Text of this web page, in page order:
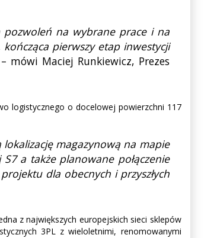
pozwoleń na wybrane prace i na
pierwszy etap inwestycji
– mówi Maciej Runkiewicz, Prezes
logistycznego o docelowej powierzchni 117
magazynową na mapie
a także planowane połączenie
dla obecnych i przyszłych
z największych europejskich sieci sklepów
3PL z wieloletnimi, renomowanymi